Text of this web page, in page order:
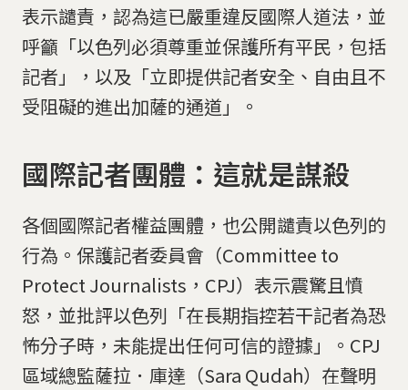
表示譴責，認為這已嚴重違反國際人道法，並
呼籲「以色列必須尊重並保護所有平民，包括
記者」，以及「立即提供記者安全、自由且不
受阻礙的進出加薩的通道」。
國際記者團體：這就是謀殺
各個國際記者權益團體，也公開譴責以色列的
行為。保護記者委員會（Committee to
Protect Journalists，CPJ）表示震驚且憤
怒，並批評以色列「在長期指控若干記者為恐
怖分子時，未能提出任何可信的證據」。CPJ
區域總監薩拉．庫達（Sara Qudah）在聲明